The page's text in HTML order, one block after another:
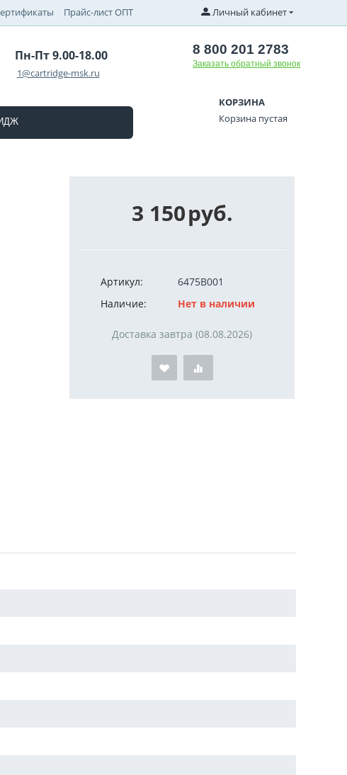
Прайс-лист ОПТ Личный кабинет
Пн-Пт 9.00-18.00
1@cartridge-msk.ru
8 800 201 2783
Заказать обратный звонок
КОРЗИНА
Корзина пустая
3 150руб.
Артикул:
6475B001
Наличие:
Нет в наличии
Доставка завтра (08.08.2026)